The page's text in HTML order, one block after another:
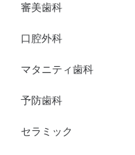
審美歯科
口腔外科
マタニティ歯科
予防歯科
セラミック